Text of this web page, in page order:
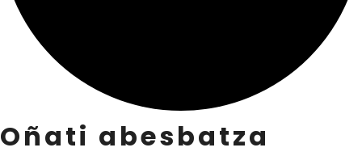
Oñati abesbatza